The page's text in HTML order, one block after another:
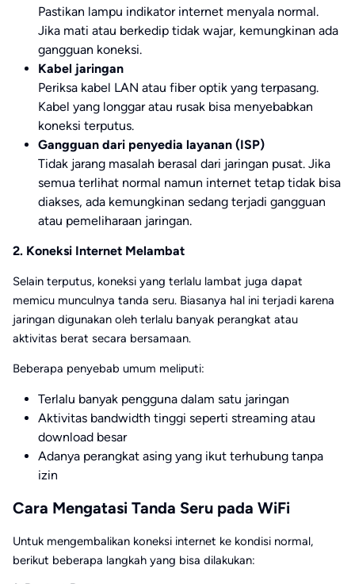
Pastikan lampu indikator internet menyala normal.
Jika mati atau berkedip tidak wajar, kemungkinan ada
gangguan koneksi.
Kabel jaringan
Periksa kabel LAN atau fiber optik yang terpasang.
Kabel yang longgar atau rusak bisa menyebabkan
koneksi terputus.
Gangguan dari penyedia layanan (ISP)
Tidak jarang masalah berasal dari jaringan pusat. Jika
semua terlihat normal namun internet tetap tidak bisa
diakses, ada kemungkinan sedang terjadi gangguan
atau pemeliharaan jaringan.
2. Koneksi Internet Melambat
Selain terputus, koneksi yang terlalu lambat juga dapat
memicu munculnya tanda seru. Biasanya hal ini terjadi karena
jaringan digunakan oleh terlalu banyak perangkat atau
aktivitas berat secara bersamaan.
Beberapa penyebab umum meliputi:
Terlalu banyak pengguna dalam satu jaringan
Aktivitas bandwidth tinggi seperti streaming atau
download besar
Adanya perangkat asing yang ikut terhubung tanpa
izin
Cara Mengatasi Tanda Seru pada WiFi
Untuk mengembalikan koneksi internet ke kondisi normal,
berikut beberapa langkah yang bisa dilakukan: